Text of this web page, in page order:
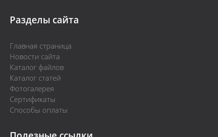
Разделы сайта
Главная страница
Новости сайта
Каталог файлов
Каталог статей
Фотогалерея
Сертификаты
Способы оплаты